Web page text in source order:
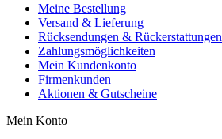
Meine Bestellung
Versand & Lieferung
Rücksendungen & Rückerstattungen
Zahlungsmöglichkeiten
Mein Kundenkonto
Firmenkunden
Aktionen & Gutscheine
Mein Konto